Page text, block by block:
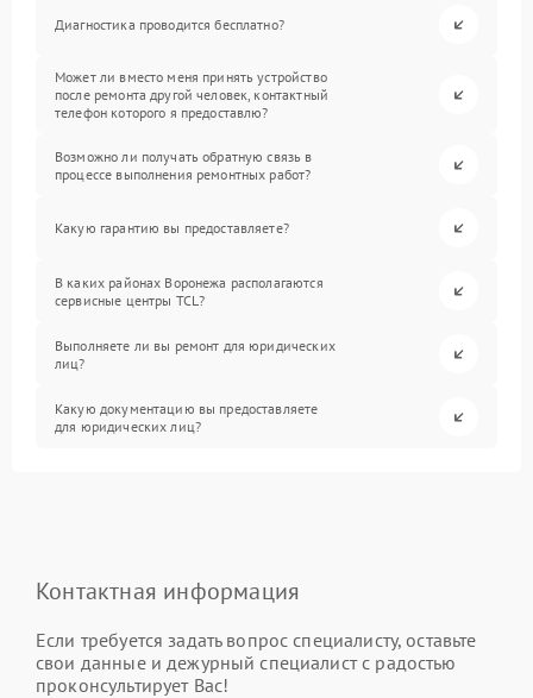
Диагностика проводится бесплатно?
Может ли вместо меня принять устройство
после ремонта другой человек, контактный
телефон которого я предоставлю?
Возможно ли получать обратную связь в
процессе выполнения ремонтных работ?
Какую гарантию вы предоставляете?
В каких районах Воронежа располагаются
сервисные центры TCL?
Выполняете ли вы ремонт для юридических
лиц?
Какую документацию вы предоставляете
для юридических лиц?
Контактная информация
Если требуется задать вопрос специалисту, оставьте
свои данные и дежурный специалист с радостью
проконсультирует Вас!